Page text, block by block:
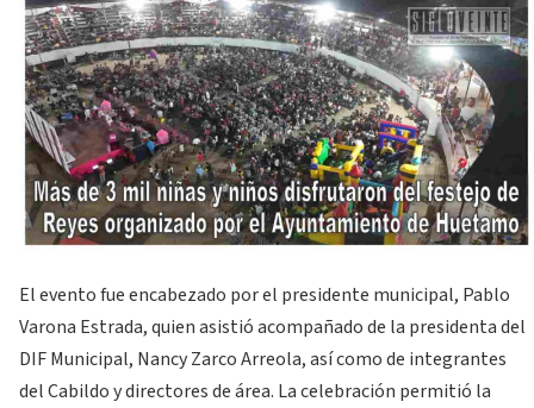
El evento fue encabezado por el presidente municipal, Pablo
Varona Estrada, quien asistió acompañado de la presidenta del
DIF Municipal, Nancy Zarco Arreola, así como de integrantes
del Cabildo y directores de área. La celebración permitió la